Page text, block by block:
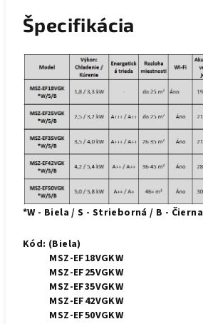
Špecifikácia
*W - Biela / S - Strieborná / B - Čierna
Kód: (Biela)
MSZ-EF18VGKW
MSZ-EF25VGKW
MSZ-EF35VGKW
MSZ-EF42VGKW
MSZ-EF50VGKW